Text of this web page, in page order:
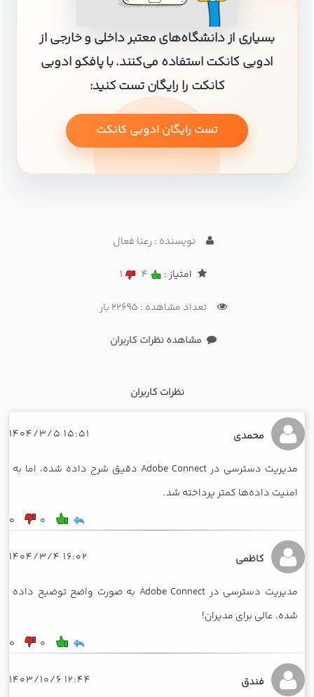
بسیاری از دانشگاه‌های معتبر داخلی و خارجی از
ادوبی کانکت استفاده می‌کنند. با پافکو ادوبی
کانکت را رایگان تست کنید:
تست رایگان ادوبی کانکت
نویسنده : رعنا فعال
امتیاز : 4
1
تعداد مشاهده : 22695 بار
مشاهده نظرات کاربران
نظرات کاربران
محمدی 15:51 1404/3/5
مدیریت دسترسی در Adobe Connect دقیق شرح داده شده، اما به
امنیت داده‌ها کمتر پرداخته شد.
0
0
کاظمی 16:02 1404/3/4
مدیریت دسترسی در Adobe Connect به صورت واضح توضیح داده
شده، عالی برای مدیران!
0
0
فندق 12:44 1403/10/6